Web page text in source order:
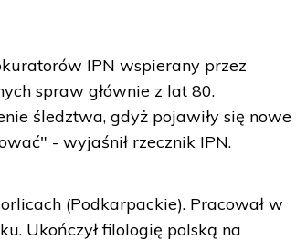
IPN wspierany przez
spraw głównie z lat 80.
śledztwa, gdyż pojawiły się nowe
- wyjaśnił rzecznik IPN.
(Podkarpackie). Pracował w
Ukończył filologię polską na